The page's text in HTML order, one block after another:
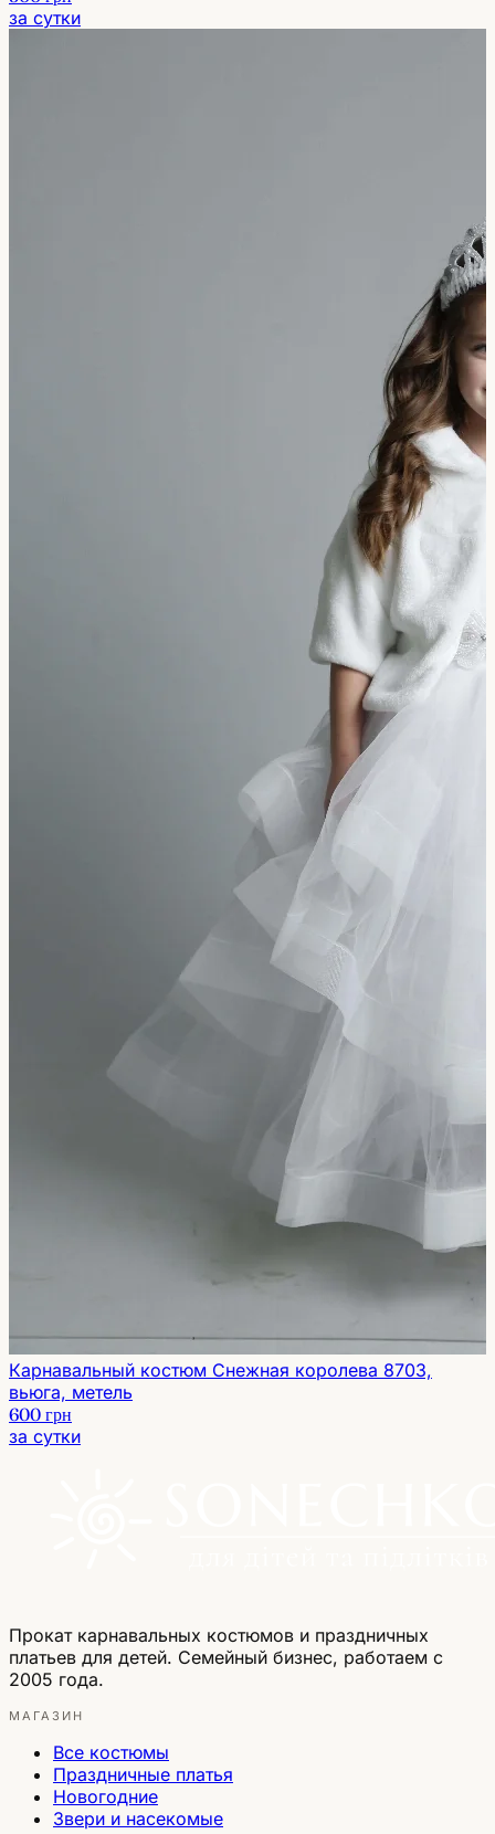
за сутки
Карнавальный костюм Снежная королева 8703,
вьюга, метель
600 грн
за сутки
Прокат карнавальных костюмов и праздничных
платьев для детей. Семейный бизнес, работаем с
2005 года.
МАГАЗИН
Все костюмы
Праздничные платья
Новогодние
Звери и насекомые